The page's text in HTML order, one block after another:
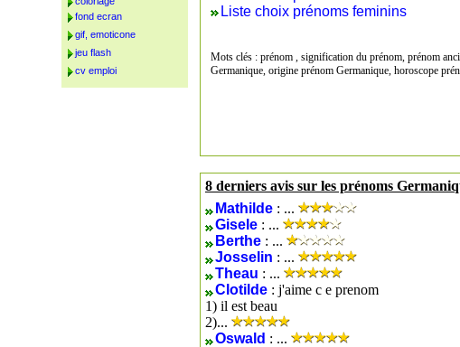
Liste choix prénoms feminins
Mots clés : prénom , signification du prénom, prénom
Germanique, origine prénom Germanique, horoscope
8 derniers avis sur les prénoms
Mathilde : ...
Gisele : ...
Berthe : ...
Josselin : ...
Theau : ...
Clotilde : j'aime c e prenom
1) il est beau
2)...
Oswald : ...
fond ecran
gif, emoticone
jeu flash
cv emploi